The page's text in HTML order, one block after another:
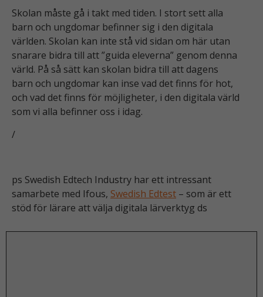
Skolan måste gå i takt med tiden. I stort sett alla
barn och ungdomar befinner sig i den digitala
världen. Skolan kan inte stå vid sidan om här utan
snarare bidra till att ”guida eleverna” genom denna
värld. På så sätt kan skolan bidra till att dagens
barn och ungdomar kan inse vad det finns för hot,
och vad det finns för möjligheter, i den digitala värld
som vi alla befinner oss i idag.
/
ps Swedish Edtech Industry har ett intressant
samarbete med Ifous, Swedish Edtest – som är ett
stöd för lärare att välja digitala lärverktyg ds